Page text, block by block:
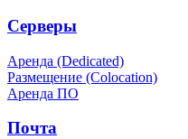
Серверы
Аренда (Dedicated)
Размещение (Colocation)
Аренда ПО
Почта